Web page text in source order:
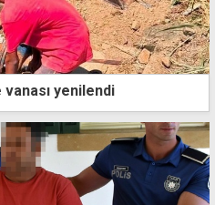
yenilendi